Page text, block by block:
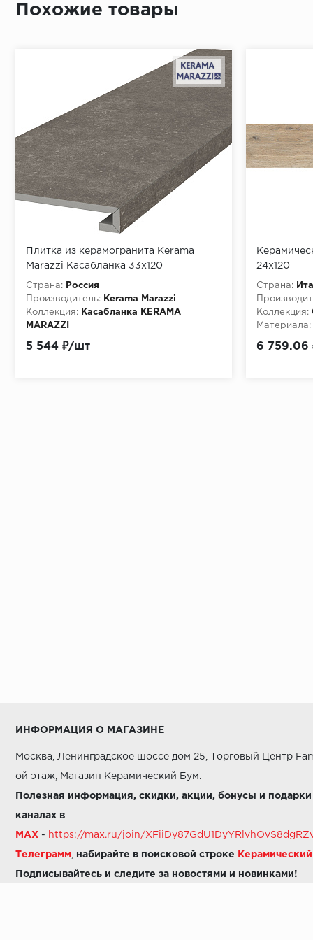
Похожие товары
Плитка из керамогранита Kerama
Marazzi Касабланка 33x120
коричневый (KM6012G0151RGCF)
Страна:
Россия
Производитель:
Kerama Marazzi
Коллекция:
Касабланка KЕRАМА
МАRАZZI
5 544 ₽/шт
24x120
Страна:
Коллекция:
Материала:
6 759.06
ИНФОРМАЦИЯ О МАГАЗИНЕ
Москва, Ленинградское шоссе дом 25, Торговый Центр
ой этаж, Магазин Керамический Бум.
Полезная информация, скидки, акции, бонусы и
каналах в
MAX - https://max.ru/join/
Телеграмм набирайте в поисковой строке Керамический
Подписывайтесь и следите за новостями и новинками!